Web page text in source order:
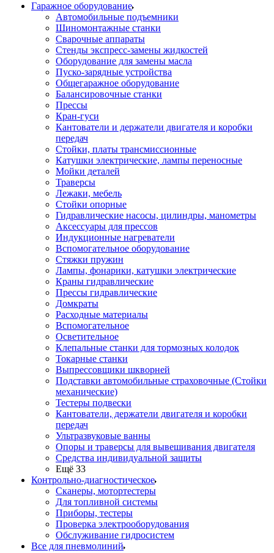
Гаражное оборудование
Автомобильные подъемники
Шиномонтажные станки
Сварочные аппараты
Стенды экспресс-замены жидкостей
Оборудование для замены масла
Пуско-зарядные устройства
Общегаражное оборудование
Балансировочные станки
Прессы
Кран-гуси
Кантователи и держатели двигателя и коробки
передач
Стойки, платы трансмиссионные
Катушки электрические, лампы переносные
Мойки деталей
Траверсы
Лежаки, мебель
Стойки опорные
Гидравлические насосы, цилиндры, манометры
Аксессуары для прессов
Индукционные нагреватели
Вспомогательное оборудование
Стяжки пружин
Лампы, фонарики, катушки электрические
Краны гидравлические
Прессы гидравлические
Домкраты
Расходные материалы
Вспомогательное
Осветительное
Клепальные станки для тормозных колодок
Токарные станки
Выпрессовщики шкворней
Подставки автомобильные страховочные (Стойки
механические)
Тестеры подвески
Кантователи, держатели двигателя и коробки
передач
Ультразвуковые ванны
Опоры и траверсы для вывешивания двигателя
Средства индивидуальной защиты
Ещё 33
Контрольно-диагностическое
Сканеры, мотортестеры
Для топливной системы
Приборы, тестеры
Проверка электрооборудования
Обслуживание гидросистем
Все для пневмолиний